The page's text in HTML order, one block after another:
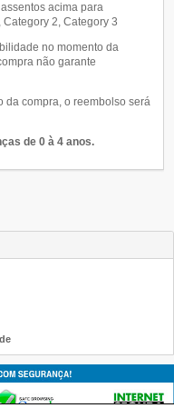
acima para
2, Category 3
no momento da
não garante
da compra, o reembolso será
de 0 à 4 anos.